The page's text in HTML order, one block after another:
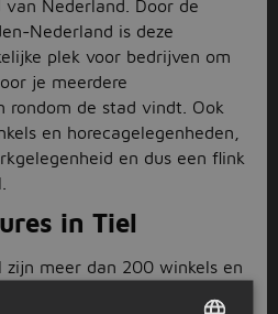
Nederland. Door de
Nederland is deze
plek voor bedrijven om
je meerdere
rondom de stad vindt. Ook
en horecagelegenheden,
en dus een flink
in Tiel
meer dan 200 winkels en